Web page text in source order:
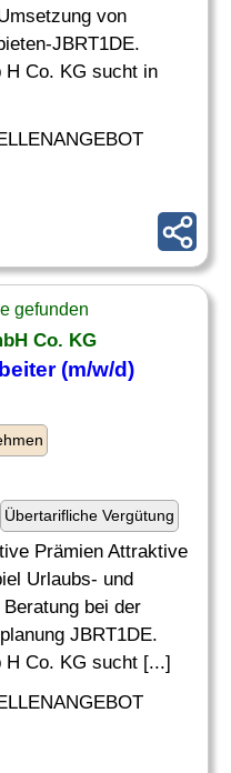
von
JBRT1DE.
H Co. KG sucht in
gefunden
Co. KG
(m/w/d)
Übertarifliche Vergütung
Prämien Attraktive
Urlaubs- und
bei der
JBRT1DE.
H Co. KG sucht [...]